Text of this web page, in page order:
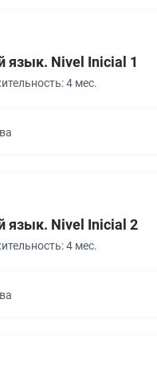
язык. Nivel Inicial 1
4 мес.
язык. Nivel Inicial 2
4 мес.